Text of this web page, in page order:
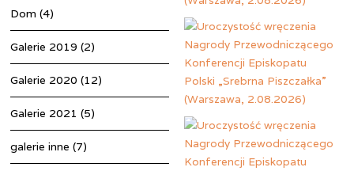
Dom (4)
Galerie 2019 (2)
Galerie 2020 (12)
Galerie 2021 (5)
galerie inne (7)